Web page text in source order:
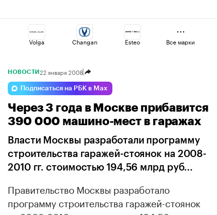
Volga Changan Esteo
Omoda Haval
Jaecoo Voyah Geely
Все марки
НОВОСТИ 22 января 2008
Подписаться на РБК в Max
Через 3 года в Москве прибавится
390 000 машино-мест в гаражах
Власти Москвы разработали программу
строительства гаражей-стоянок на 2008-
2010 гг. стоимостью 194,56 млрд руб...
Правительство Москвы разработало
программу строительства гаражей-стоянок